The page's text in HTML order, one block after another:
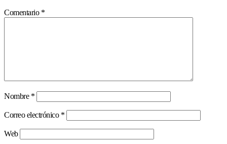
Comentario *
Nombre *
Correo electrónico *
Web